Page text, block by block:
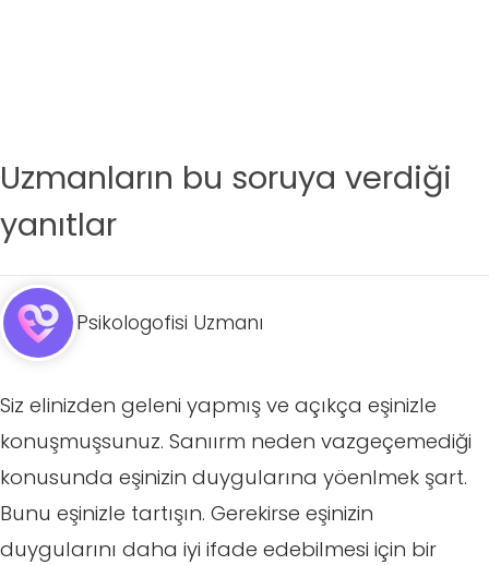
Uzmanların bu soruya verdiği
yanıtlar
Psikologofisi Uzmanı
Siz elinizden geleni yapmış ve açıkça eşinizle
konuşmuşsunuz. Sanıırm neden vazgeçemediği
konusunda eşinizin duygularına yöenlmek şart.
Bunu eşinizle tartışın. Gerekirse eşinizin
duygularını daha iyi ifade edebilmesi için bir